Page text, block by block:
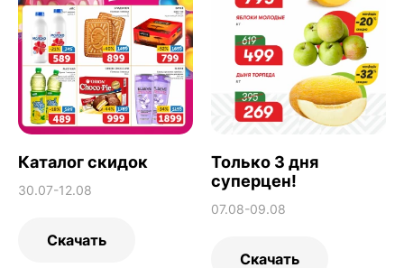
Каталог скидок
30.07-12.08
Скачать
Только 3 дня
суперцен!
07.08-09.08
Скачать